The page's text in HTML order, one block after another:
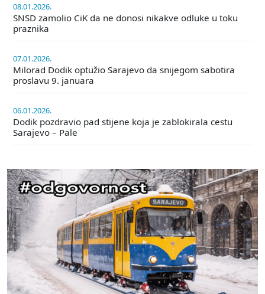
08.01.2026.
SNSD zamolio CiK da ne donosi nikakve odluke u toku
praznika
07.01.2026.
Milorad Dodik optužio Sarajevo da snijegom sabotira
proslavu 9. januara
06.01.2026.
Dodik pozdravio pad stijene koja je zablokirala cestu
Sarajevo – Pale